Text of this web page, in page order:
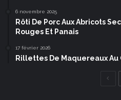
6 novembre 2025
Rôti De Porc Aux Abricots
Rouges Et Panais
17 février 2026
Rillettes De Maquereaux Au